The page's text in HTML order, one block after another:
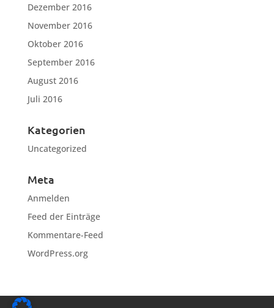
Dezember 2016
November 2016
Oktober 2016
September 2016
August 2016
Juli 2016
Kategorien
Uncategorized
Meta
Anmelden
Feed der Einträge
Kommentare-Feed
WordPress.org